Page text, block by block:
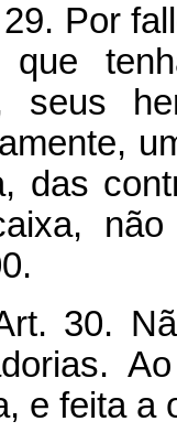
Por
que
seus
das
30.
e feita a